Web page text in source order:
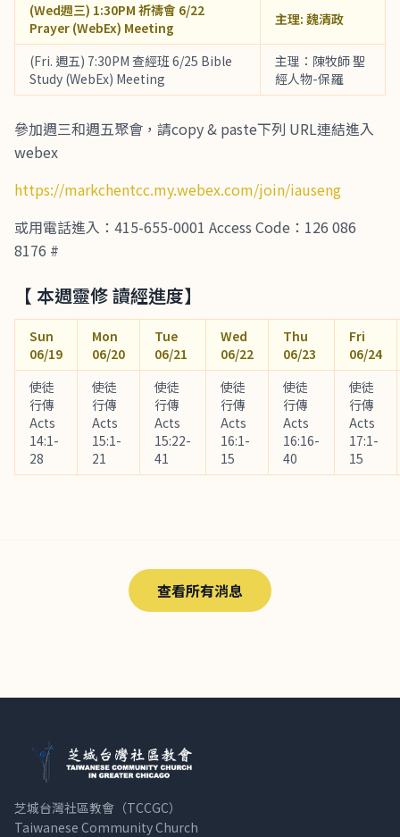
(Wed週三) 1:30PM 祈禱會 6/22
Prayer (WebEx) Meeting
主理: 魏清政
(Fri. 週五) 7:30PM 查經班 6/25 Bible
Study (WebEx) Meeting
主理：陳牧師 聖
經人物-保羅
參加週三和週五聚會，請copy & paste下列 URL連結進入
webex
https://markchentcc.my.webex.com/join/iauseng
或用電話進入：415-655-0001 Access Code：126 086
8176 #
【 本週靈修 讀經進度】
Sun
06/19
Mon
06/20
Tue
06/21
Wed
06/22
Thu
06/23
Fri
06/24
使徒
行傳
Acts
14:1-
28
使徒
行傳
Acts
15:1-
21
使徒
行傳
Acts
15:22-
41
使徒
行傳
Acts
16:1-
15
使徒
行傳
Acts
16:16-
40
使徒
行傳
Acts
17:1-
15
查看所有消息
芝城台灣社區教會（TCCGC）
Taiwanese Community Church